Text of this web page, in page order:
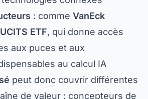
: comme VanEck
ETF , qui donne accès
aux puces et aux
au calcul IA
peut donc couvrir différentes
de valeur : concepteurs de